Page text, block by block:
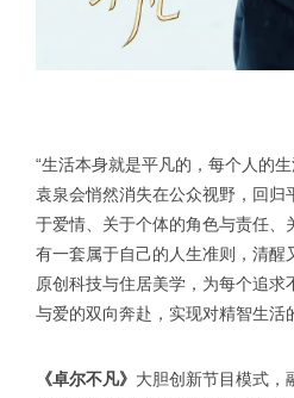
“生活本身就是平凡的，每个人的
袁泉会悄然消失在公众视野，回归
于爱情、关于个体的角色与责任、
有一套属于自己的人生准则，清醒
原创科技与住居美学，为每个追求
与爱的双向奔赴，实现对精智生活
《卓尔不凡》 大胆创新节目模式，